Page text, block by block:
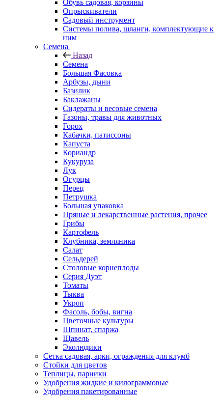
Обувь садовая, корзины
Опрыскиватели
Садовый инструмент
Системы полива, шланги, комплектующие к
ним
Семена
Назад
Семена
Большая Фасовка
Арбузы, дыни
Базилик
Баклажаны
Сидераты и весовые семена
Газоны, травы для животных
Горох
Кабачки, патиссоны
Капуста
Кориандр
Кукуруза
Лук
Огурцы
Перец
Петрушка
Большая упаковка
Пряные и лекарственные растения, прочее
Грибы
Картофель
Клубника, земляника
Салат
Сельдерей
Столовые корнеплоды
Серия Дуэт
Томаты
Тыква
Укроп
Фасоль, бобы, вигна
Цветочные культуры
Шпинат, спаржа
Щавель
Эколюдики
Сетка садовая, арки, ограждения для клумб
Стойки для цветов
Теплицы, парники
Удобрения жидкие и килограммовые
Удобрения пакетированные